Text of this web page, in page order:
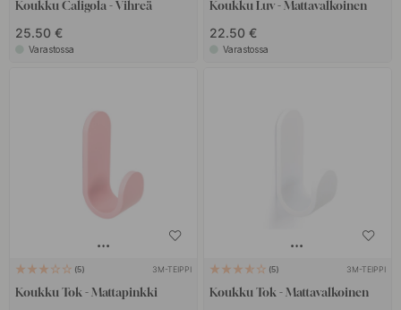
Koukku Caligola - Vihreä
25.50 €
Varastossa
Koukku Luv - Mattavalkoinen
22.50 €
Varastossa
5 3M-TEIPPI
Koukku Tok - Mattapinkki
5 3M-TEIPPI
Koukku Tok - Mattavalkoinen